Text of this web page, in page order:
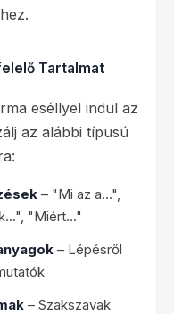
Tartalmat
eséllyel indul az
az alábbi típusú
– "Mi az a...",
"Miért..."
– Lépésről
– Szakszavak